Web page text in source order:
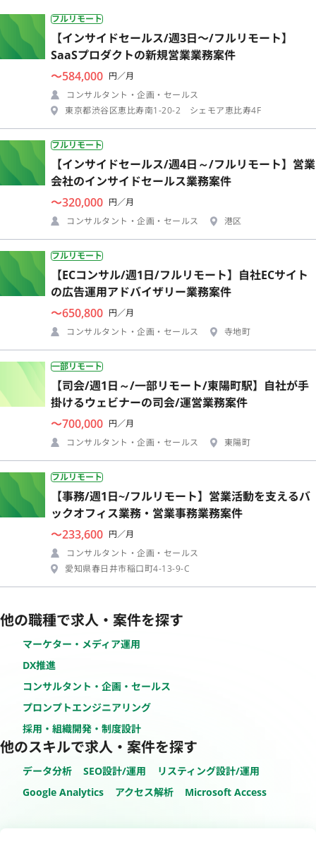
フルリモート
【インサイドセールス/週3日〜/フルリモート】
SaaSプロダクトの新規営業業務案件
〜584,000 円／月
コンサルタント・企画・セールス
東京都渋谷区恵比寿南1-20-2 シェモア恵比寿4F
フルリモート
【インサイドセールス/週4日～/フルリモート】営業
会社のインサイドセールス業務案件
〜320,000 円／月
コンサルタント・企画・セールス
港区
フルリモート
【ECコンサル/週1日/フルリモート】自社ECサイト
の広告運用アドバイザリー業務案件
〜650,800 円／月
コンサルタント・企画・セールス
寺地町
一部リモート
【司会/週1日～/一部リモート/東陽町駅】自社が手
掛けるウェビナーの司会/運営業務案件
〜700,000 円／月
コンサルタント・企画・セールス
東陽町
フルリモート
【事務/週1日~/フルリモート】営業活動を支えるバ
ックオフィス業務・営業事務業務案件
〜233,600 円／月
コンサルタント・企画・セールス
愛知県春日井市稲口町4-13-9-C
他の職種で求人・案件を探す
マーケター・メディア運用
DX推進
コンサルタント・企画・セールス
プロンプトエンジニアリング
採用・組織開発・制度設計
他のスキルで求人・案件を探す
データ分析 SEO設計/運用
リスティング設計/運用
Google Analytics
アクセス解析 Microsoft Access